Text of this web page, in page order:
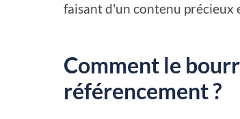
faisant d'un contenu précieux
Comment le
référencement ?